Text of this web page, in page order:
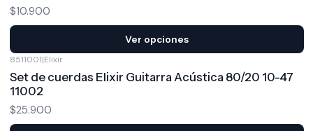
$10.900
Ver opciones
8511001|Elixir
Set de cuerdas Elixir Guitarra Acústica 80/20 10-47
11002
$25.900